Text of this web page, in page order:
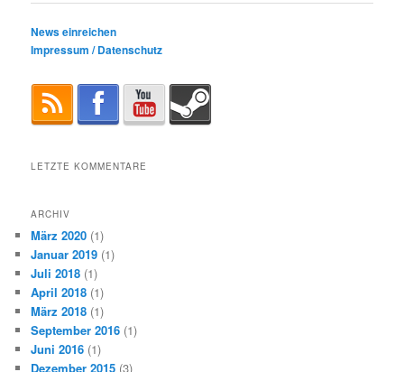
News einreichen
Impressum / Datenschutz
LETZTE KOMMENTARE
ARCHIV
März 2020 (1)
Januar 2019 (1)
Juli 2018 (1)
April 2018 (1)
März 2018 (1)
September 2016 (1)
Juni 2016 (1)
Dezember 2015 (3)